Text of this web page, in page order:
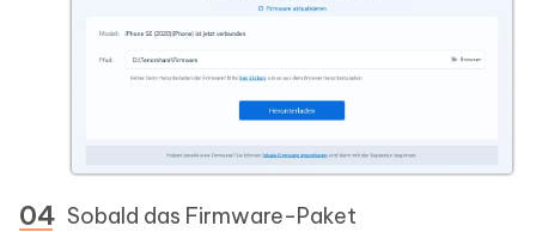
Sobald das Firmware-Paket